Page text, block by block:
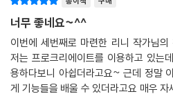
12일 : 메뉴판
그림 복제해서 활용하기 / 캔버스 크기
Rini’s Advice 캔버스 ‘잘라내기 및 크기
Rini’s Advice 조정 도구의 ‘곡선’ 자세히
13일 : 커피 그라인더
너무 좋네요~^^
이번에 세번째로 마련한 리니 작가님
저는 프로크리에이트를 이용하고 있는
용하다보니 아쉽더라고요~ 근데 정말
게 기능들을 배울 수 있더라고요 매우 자